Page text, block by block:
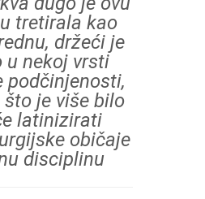
tretirala kao
držeći je
u nekoj vrsti
podčinjenosti,
je više bilo
latinizirati
običaje
disciplinu